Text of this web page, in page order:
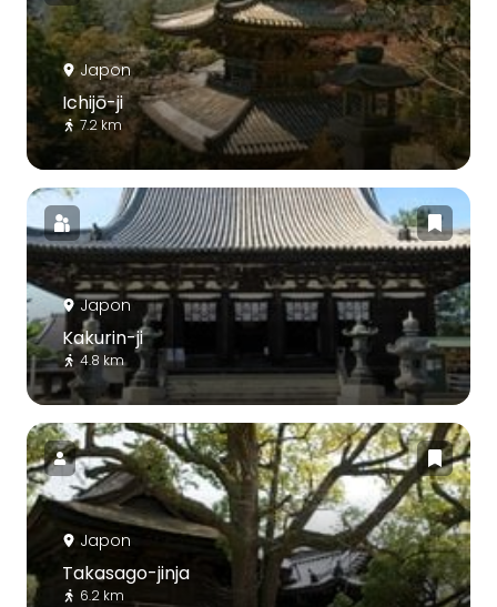
Japon
Ichijō-ji
7.2 km
Japon
Kakurin-ji
4.8 km
Japon
Takasago-jinja
6.2 km